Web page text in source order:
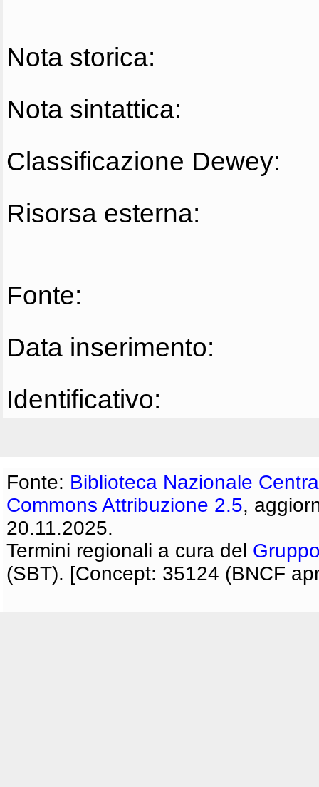
Nota storica:
Nota sintattica:
Classificazione Dewey:
Risorsa esterna:
Fonte:
Data inserimento:
Identificativo:
Fonte: Biblioteca Nazionale
Commons Attribuzione 2.5,
20.11.2025.
Termini regionali a cura del
(SBT). [Concept: 35124 (BNCF